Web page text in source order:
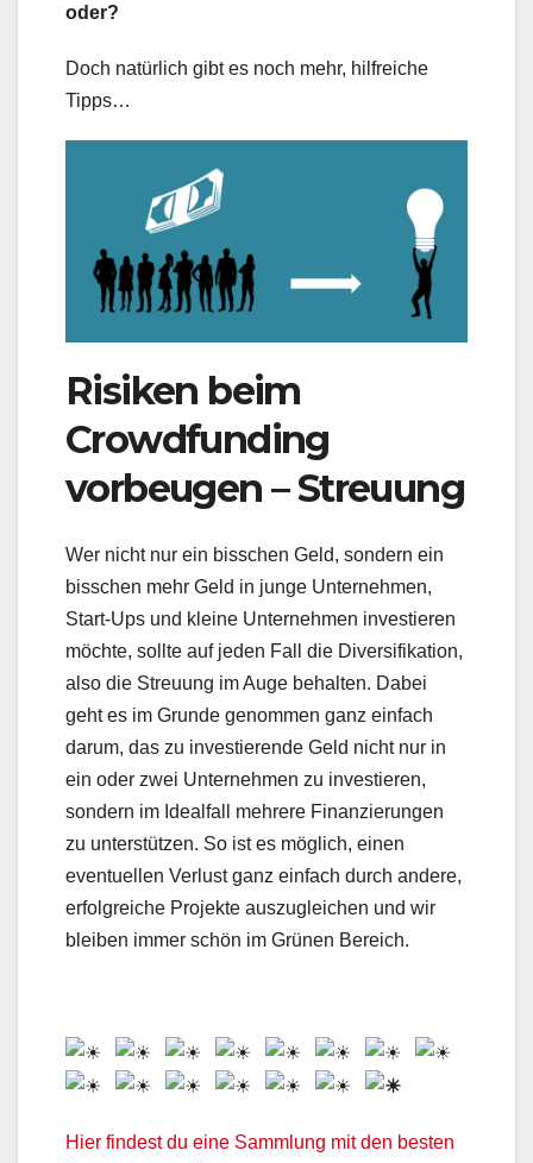
oder?
Doch natürlich gibt es noch mehr, hilfreiche
Tipps…
Risiken beim
Crowdfunding
vorbeugen – Streuung
Wer nicht nur ein bisschen Geld, sondern ein
bisschen mehr Geld in junge Unternehmen,
Start-Ups und kleine Unternehmen investieren
möchte, sollte auf jeden Fall die Diversifikation,
also die Streuung im Auge behalten. Dabei
geht es im Grunde genommen ganz einfach
darum, das zu investierende Geld nicht nur in
ein oder zwei Unternehmen zu investieren,
sondern im Idealfall mehrere Finanzierungen
zu unterstützen. So ist es möglich, einen
eventuellen Verlust ganz einfach durch andere,
erfolgreiche Projekte auszugleichen und wir
bleiben immer schön im Grünen Bereich.
Hier findest du eine Sammlung mit den besten